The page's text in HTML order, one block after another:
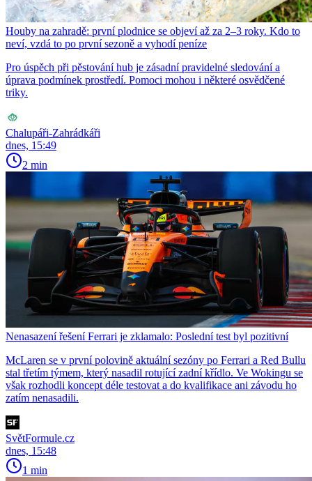
Houby na zahradě: první plodnice se objeví až za 2–3 roky. Kdo to
neví, vzdá to po první sezoně a vyhodí peníze
Pro úspěch při pěstování hub je zásadní pravidelné sledování a
úprava podmínek prostředí. Pomoci mohou i některé osvědčené
triky.
Chalupáři-Zahrádkáři
dnes, 15:49
2 min
Nenasazení řešení Ferrari je zklamalo: Poslední test byl pozitivní
McLaren se v první polovině aktuální sezóny po Ferrari a Red Bullu
stal třetím týmem, který nasadil rotující zadní křídlo. Ve Wokingu se
však rozhodli koncept déle testovat a do kvalifikace ani závodu ho
zatím nenasadili.
SvětFormule.cz
dnes, 15:48
1 min